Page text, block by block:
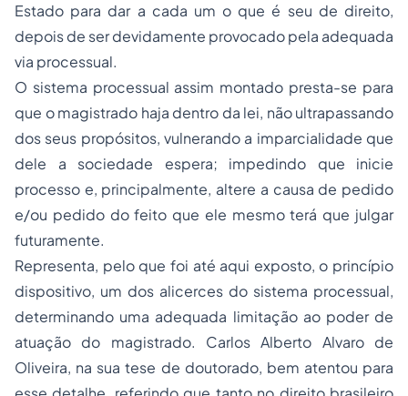
Estado para dar a cada um o que é seu de direito,
depois de ser devidamente provocado pela adequada
via processual.
O sistema processual assim montado presta-se para
que o magistrado haja dentro da lei, não ultrapassando
dos seus propósitos, vulnerando a imparcialidade que
dele a sociedade espera; impedindo que inicie
processo e, principalmente, altere a causa de pedido
e/ou pedido do feito que ele mesmo terá que julgar
futuramente.
Representa, pelo que foi até aqui exposto, o princípio
dispositivo, um dos alicerces do sistema processual,
determinando uma adequada limitação ao poder de
atuação do magistrado. Carlos Alberto Alvaro de
Oliveira, na sua tese de doutorado, bem atentou para